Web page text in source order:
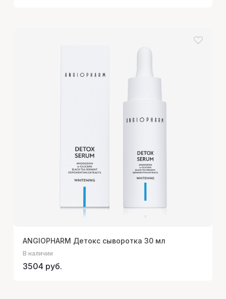
ANGIOPHARM Детокс сыворотка 30 мл
В наличии
3504 руб.